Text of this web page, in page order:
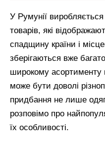
У Румунії виробляється
товарів, які
спадщину країни і
зберігаються вже
широкому асортименту
може бути доволі
придбання не лише
розповімо про
їх особливості.